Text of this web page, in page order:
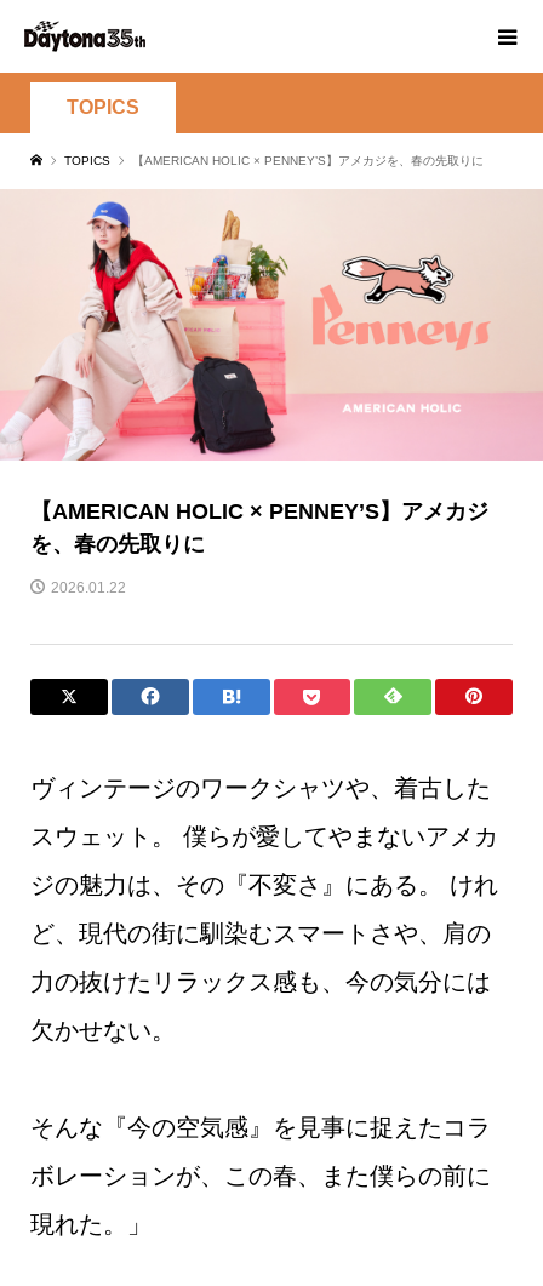
TOPICS
TOPICS 【AMERICAN HOLIC × PENNEY’S】アメカジを、春の先取りに
【AMERICAN HOLIC × PENNEY’S】アメカジ
を、春の先取りに
2026.01.22
ヴィンテージのワークシャツや、着古した
スウェット。 僕らが愛してやまないアメカ
ジの魅力は、その『不変さ』にある。 けれ
ど、現代の街に馴染むスマートさや、肩の
力の抜けたリラックス感も、今の気分には
欠かせない。
そんな『今の空気感』を見事に捉えたコラ
ボレーションが、この春、また僕らの前に
現れた。」